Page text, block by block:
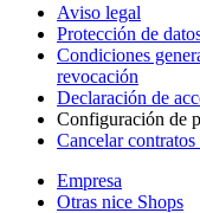
Aviso legal
Protección de
Condiciones
revocación
Declaración de
Configuración de
Cancelar
Empresa
Otras nice Shops